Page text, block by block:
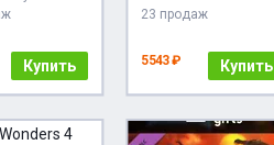
Купить
Gift
23 продаж
5543 ₽ Купить